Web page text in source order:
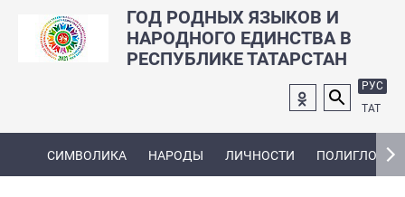
ГОД РОДНЫХ ЯЗЫКОВ И
НАРОДНОГО ЕДИНСТВА В
РЕСПУБЛИКЕ ТАТАРСТАН
РУС
ТАТ
СИМВОЛИКА НАРОДЫ ЛИЧНОСТИ ПОЛИГЛОТ